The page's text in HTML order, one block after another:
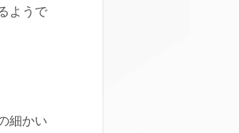
ようで
細かい